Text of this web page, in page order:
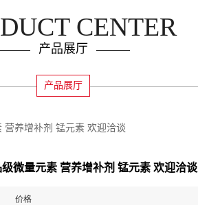
CENTER
产品展厅
产品展厅
营养增补剂 锰元素 欢迎洽谈
微量元素 营养增补剂 锰元素 欢迎洽谈
价格